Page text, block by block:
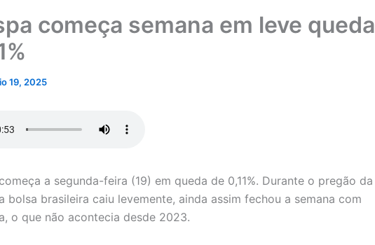
começa semana em leve queda
19, 2025
a segunda-feira (19) em queda de 0,11%. Durante o pregão da
bolsa brasileira caiu levemente, ainda assim fechou a semana com
o que não acontecia desde 2023.